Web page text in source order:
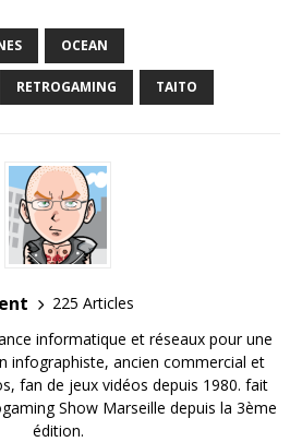
OCEAN
RETROGAMING TAITO
225 Articles
informatique et réseaux pour une
infographiste, ancien commercial et
fan de jeux vidéos depuis 1980. fait
Show Marseille depuis la 3ème
édition.